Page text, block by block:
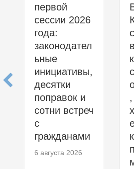
первой
сессии 2026
года:
законодател
ьные
инициативы,
десятки
поправок и
сотни встреч
с
гражданами
6 августа 2026